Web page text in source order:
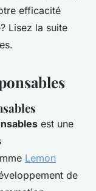
efficacité
Lisez la suite
est une
Lemon
de